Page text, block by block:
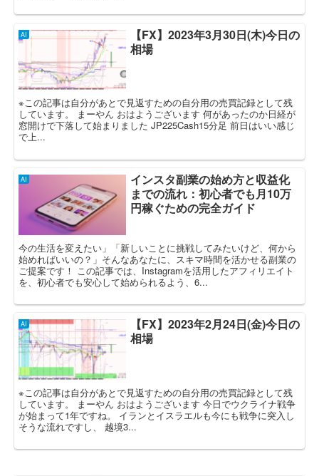
AI
【FX】2023年3月30日(木)今日の
相場
※この記事は自分があとで見返すための自分用の売買記録として残
しています。 まーやん おはようございます 何があったのか日経が
窓開けで下落して始まりました JP225Cash15分足 前日はいい感じ
で上...
AI
インスタ副業の始め方と収益化
までの流れ：初心者でも月10万
円稼ぐための完全ガイド
今の生活を変えたい」「新しいことに挑戦してみたいけど、何から
始めればいいの？」そんなあなたに、スキマ時間を活かせる副業の
ご提案です！ この記事では、Instagramを活用したアフィリエイト
を、初心者でも安心して始められるよう、6...
AI
【FX】2023年2月24日(金)今日の
相場
※この記事は自分があとで見返すための自分用の売買記録として残
しています。 まーやん おはようございます 今日でウクライナ戦争
が始まって1年ですね。 イランとイスラエルも今にも戦争に突入し
そうな流れですし、 越境3...